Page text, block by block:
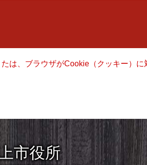
は、ブラウザがCookie（クッキー）
市役所